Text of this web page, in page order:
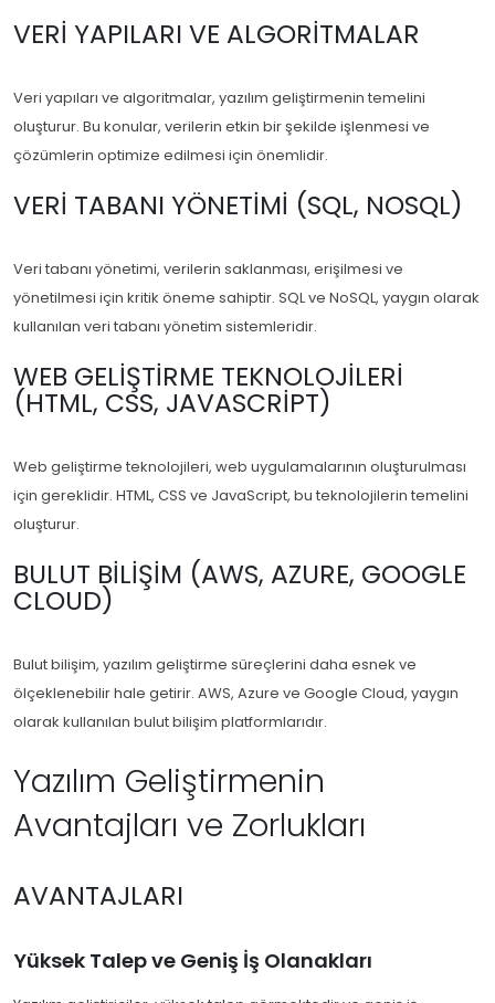
VERI YAPILARI VE ALGORITMALAR
Veri yapıları ve algoritmalar, yazılım geliştirmenin temelini
oluşturur. Bu konular, verilerin etkin bir şekilde işlenmesi ve
çözümlerin optimize edilmesi için önemlidir.
VERI TABANI YÖNETIMI (SQL, NOSQL)
Veri tabanı yönetimi, verilerin saklanması, erişilmesi ve
yönetilmesi için kritik öneme sahiptir. SQL ve NoSQL, yaygın olarak
kullanılan veri tabanı yönetim sistemleridir.
WEB GELIŞTIRME TEKNOLOJILERI
(HTML, CSS, JAVASCRIPT)
Web geliştirme teknolojileri, web uygulamalarının oluşturulması
için gereklidir. HTML, CSS ve JavaScript, bu teknolojilerin temelini
oluşturur.
BULUT BILIŞIM (AWS, AZURE, GOOGLE
CLOUD)
Bulut bilişim, yazılım geliştirme süreçlerini daha esnek ve
ölçeklenebilir hale getirir. AWS, Azure ve Google Cloud, yaygın
olarak kullanılan bulut bilişim platformlarıdır.
Yazılım Geliştirmenin
Avantajları ve Zorlukları
AVANTAJLARI
Yüksek Talep ve Geniş İş Olanakları